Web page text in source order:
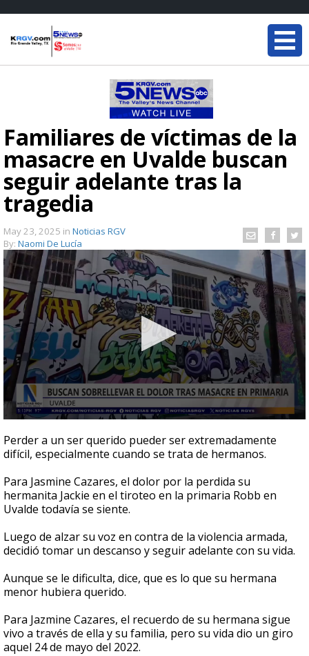
Familiares de víctimas de la
masacre en Uvalde buscan
seguir adelante tras la
tragedia
May 23, 2025 in Noticias RGV
By: Naomi De Lucía
seconds
of
3
5
seconds
Perder a un ser querido pueder ser extremadamente
difícil, especialmente cuando se trata de hermanos.
Para Jasmine Cazares, el dolor por la perdida su
hermanita Jackie en el tiroteo en la primaria Robb en
Uvalde todavía se siente.
Luego de alzar su voz en contra de la violencia armada,
decidió tomar un descanso y seguir adelante con su vida.
Aunque se le dificulta, dice, que es lo que su hermana
menor hubiera querido.
Para Jazmine Cazares, el recuerdo de su hermana sigue
vivo a través de ella y su familia, pero su vida dio un giro
aquel 24 de mayo del 2022.